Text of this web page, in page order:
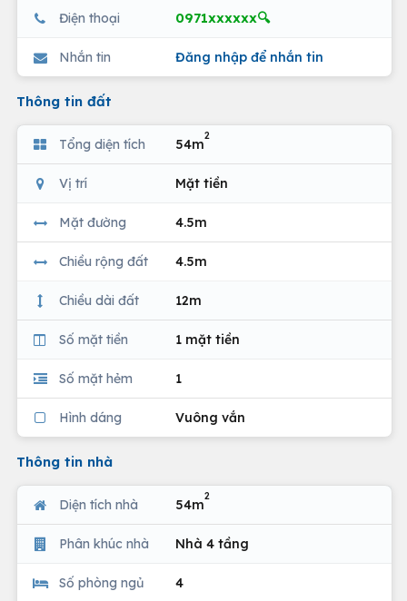
Điện thoại 0971xxxxxx🔍
Nhắn tin Đăng nhập để nhắn tin
Thông tin đất
Tổng diện tích 54m
2
Vị trí Mặt tiền
Mặt đường 4.5m
Chiều rộng đất 4.5m
Chiều dài đất 12m
Số mặt tiền 1 mặt tiền
Số mặt hẻm 1
Hình dáng Vuông vắn
Thông tin nhà
Diện tích nhà 54m
2
Phân khúc nhà Nhà 4 tầng
Số phòng ngủ 4